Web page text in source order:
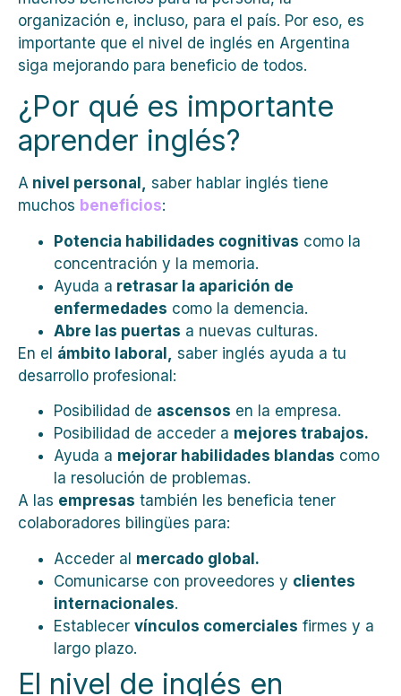
organización e, incluso, para el país. Por eso, es
importante que el nivel de inglés en Argentina
siga mejorando para beneficio de todos.
¿Por qué es importante
aprender inglés?
A nivel personal, saber hablar inglés tiene
muchos beneficios:
Potencia habilidades cognitivas como la
concentración y la memoria.
Ayuda a retrasar la aparición de
enfermedades como la demencia.
Abre las puertas a nuevas culturas.
En el ámbito laboral, saber inglés ayuda a tu
desarrollo profesional:
Posibilidad de ascensos en la empresa.
Posibilidad de acceder a mejores trabajos.
Ayuda a mejorar habilidades blandas como
la resolución de problemas.
A las empresas también les beneficia tener
colaboradores bilingües para:
Acceder al mercado global.
Comunicarse con proveedores y clientes
internacionales.
Establecer vínculos comerciales firmes y a
largo plazo.
El nivel de inglés en